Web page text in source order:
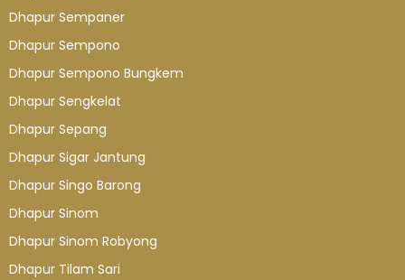
Dhapur Sempaner
Dhapur Sempono
Dhapur Sempono Bungkem
Dhapur Sengkelat
Dhapur Sepang
Dhapur Sigar Jantung
Dhapur Singo Barong
Dhapur Sinom
Dhapur Sinom Robyong
Dhapur Tilam Sari